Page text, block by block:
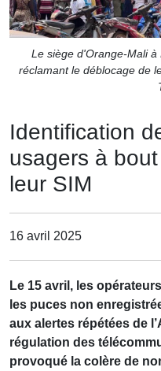
Le siège d'Orange-Mali
réclamant le déblocage de
Identification
usagers à
leur SIM
16 avril 2025
Le 15 avril, les
les puces non
aux alertes répétées de
régulation des
provoqué la colère de